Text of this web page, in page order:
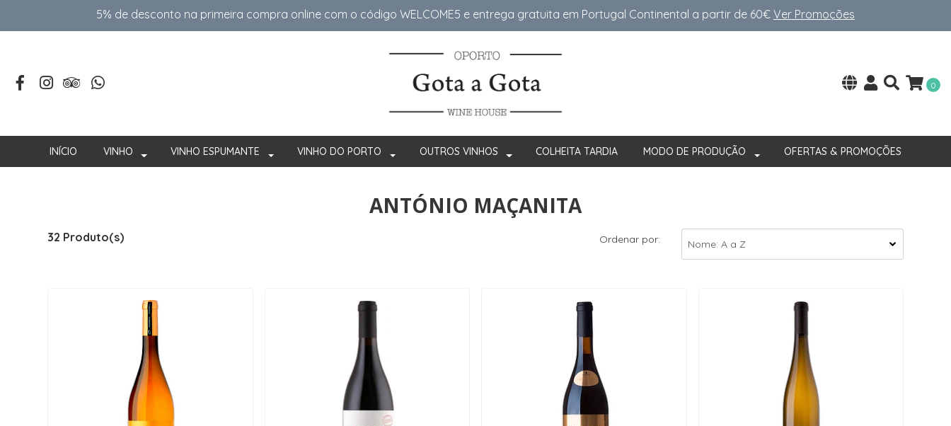
5% de desconto na primeira compra online com o código WELCOME5 e entrega gratuita em Portugal Continental a partir de 60€ Ver Promoções
0
INÍCIO VINHO VINHO ESPUMANTE VINHO DO PORTO OUTROS VINHOS COLHEITA TARDIA MODO DE PRODUÇÃO OFERTAS & PROMOÇÕES
ANTÓNIO MAÇANITA
32 Produto(s) Ordenar por: